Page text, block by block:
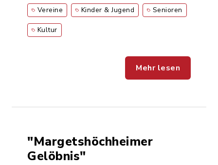
Vereine Kinder & Jugend Senioren
Kultur
Mehr lesen
"Margetshöchheimer
Gelöbnis"